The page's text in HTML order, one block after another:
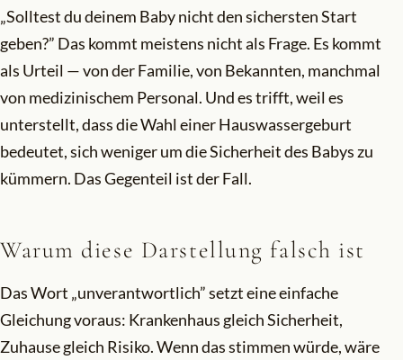
„Solltest du deinem Baby nicht den sichersten Start
geben?” Das kommt meistens nicht als Frage. Es kommt
als Urteil — von der Familie, von Bekannten, manchmal
von medizinischem Personal. Und es trifft, weil es
unterstellt, dass die Wahl einer Hauswassergeburt
bedeutet, sich weniger um die Sicherheit des Babys zu
kümmern. Das Gegenteil ist der Fall.
Warum diese Darstellung falsch ist
Das Wort „unverantwortlich” setzt eine einfache
Gleichung voraus: Krankenhaus gleich Sicherheit,
Zuhause gleich Risiko. Wenn das stimmen würde, wäre